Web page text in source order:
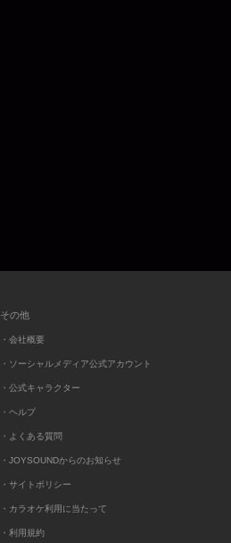
その他
・会社概要
・ソーシャルメディア公式アカウント
・公式キャラクター
・ヘルプ
・よくある質問
・JOYSOUNDからのお知らせ
・サイトポリシー
・カラオケ利用に当たって
・利用規約